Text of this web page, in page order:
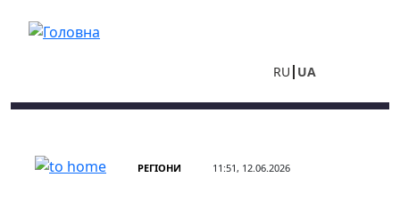
RU UA
РЕГІОНИ 11:51, 12.06.2026